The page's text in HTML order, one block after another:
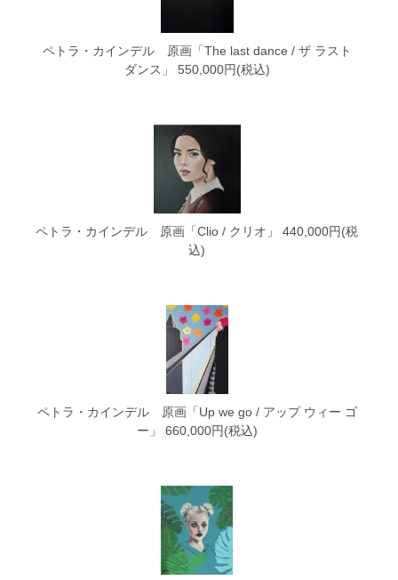
ペトラ・カインデル 原画「The last dance / ザ ラスト
ダンス」
550,000円(税込)
ペトラ・カインデル 原画「Clio / クリオ」
440,000円(税
込)
ペトラ・カインデル 原画「Up we go / アップ ウィー ゴ
ー」
660,000円(税込)